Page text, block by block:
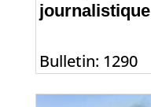
journalistique
Bulletin: 1290